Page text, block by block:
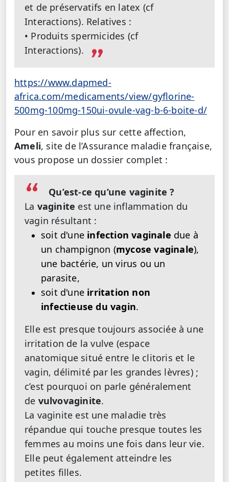
et de préservatifs en latex (cf
Interactions). Relatives :
• Produits spermicides (cf
Interactions).
https://www.dapmed-
africa.com/medicaments/view/gyflorine-
500mg-100mg-150ui-ovule-vag-b-6-boite-d/
Pour en savoir plus sur cette affection,
Ameli, site de l’Assurance maladie française,
vous propose un dossier complet :
Qu’est-ce qu’une vaginite ?
La vaginite est une inflammation du
vagin résultant :
soit d'une infection vaginale due à
un champignon (mycose vaginale),
une bactérie, un virus ou un
parasite,
soit d'une irritation non
infectieuse du vagin.
Elle est presque toujours associée à une
irritation de la vulve (espace
anatomique situé entre le clitoris et le
vagin, délimité par les grandes lèvres) ;
c’est pourquoi on parle généralement
de vulvovaginite.
La vaginite est une maladie très
répandue qui touche presque toutes les
femmes au moins une fois dans leur vie.
Elle peut également atteindre les
petites filles.